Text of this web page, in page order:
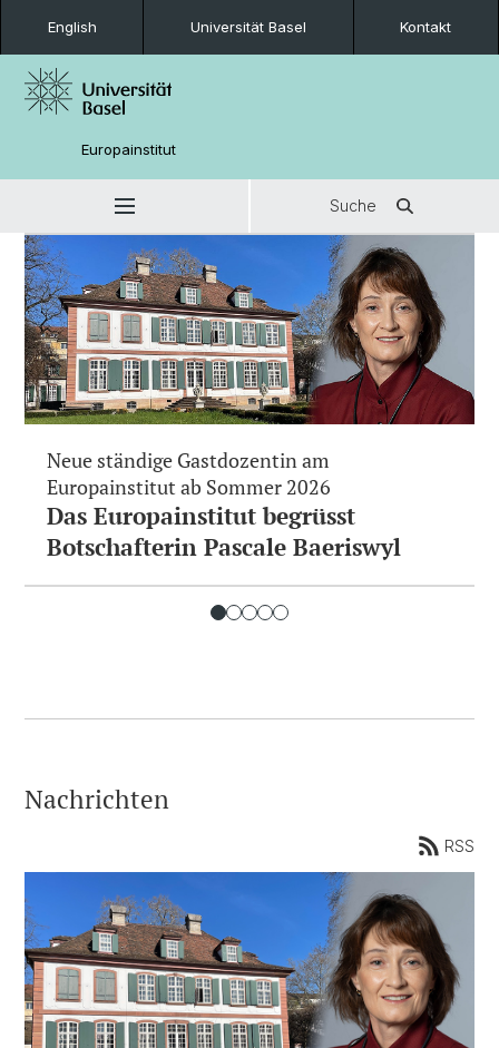
English Universität Basel Kontakt
Europainstitut
Suche
Neue ständige Gastdozentin am
Europainstitut ab Sommer 2026
Das Europainstitut begrüsst
Botschafterin Pascale Baeriswyl
Nachrichten
RSS